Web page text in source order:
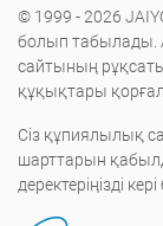
© 1999 - 2026
болып табылады.
сайтының
құқықтары
Сіз құпиялылық
шарттарын
деректеріңізді